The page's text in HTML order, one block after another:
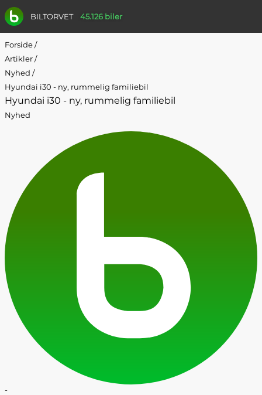
BILTORVET 45.126 biler
Forside/
Artikler/
Nyhed /
Hyundai i30 - ny, rummelig familiebil
Hyundai i30 - ny, rummelig familiebil
Nyhed
-